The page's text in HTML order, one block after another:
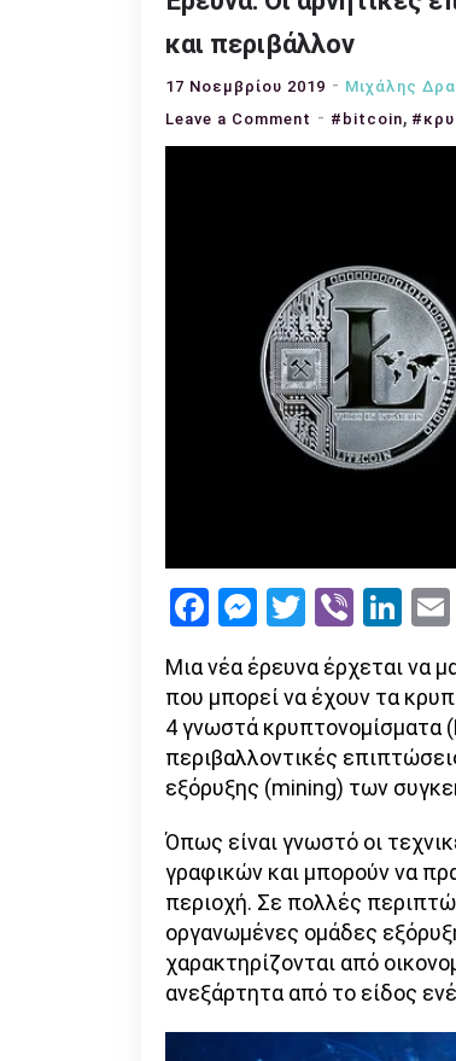
και περιβάλλον
17 Νοεμβρίου 2019
Μιχάλης
Leave a Comment on
Έρευνα:
των
σε
υγεία
και
περιβάλλον
#bitcoin,
Facebook
Messenger
Twitter
Viber
Μια νέα έρευνα έρχεται να
που μπορεί να έχουν τα
4 γνωστά κρυπτονομίσματα
περιβαλλοντικές
εξόρυξης (mining) των
Όπως είναι γνωστό οι
γραφικών και μπορούν να
περιοχή. Σε πολλές
οργανωμένες ομάδες
χαρακτηρίζονται από
ανεξάρτητα από το είδος